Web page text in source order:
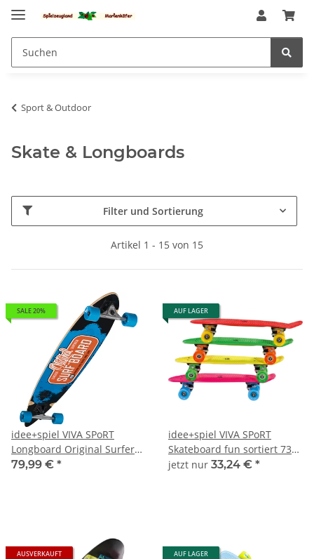
Sport & Outdoor
Skate & Longboards
Filter und Sortierung
Artikel 1 - 15 von 15
SALE 20%
idee+spiel VIVA SPoRT
Longboard Original Surfer
731-02292
79,99 € *
AUF LAGER
idee+spiel VIVA SPoRT
Skateboard fun sortiert 732-
00294
jetzt nur 33,24 € *
AUSVERKAUFT AUF LAGER